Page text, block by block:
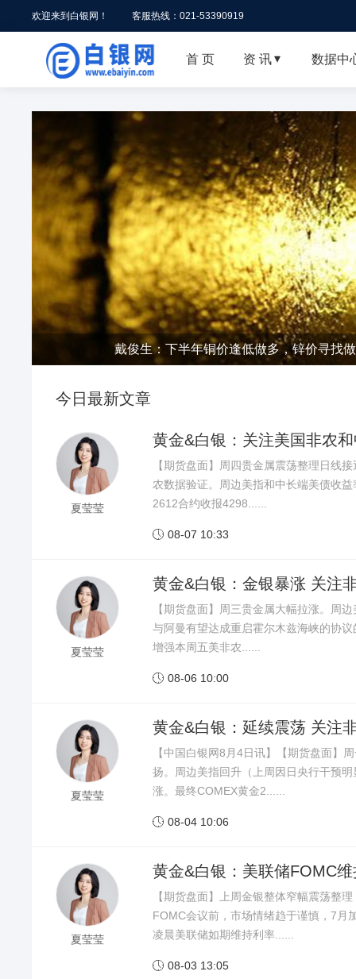
欢迎来到白银网！ 客服热线：021-53390919
首 页 资 讯  数据中
戴俊生：下半年铜价逢低做多，锌价寻找
今日最新文章
夏莹莹
黄金&白银：关注美国非农
【期货盘面】周四贵金属震荡整理日线
农数据验证。周边美指和中长端美债收
2612合约收报4298......
 08-07 10:33
夏莹莹
黄金&白银：金银暴涨 关注
【期货盘面】周三贵金属大幅拉涨。周
与阿曼有望达成重启霍尔木兹海峡的协
增强本周五美非农......
 08-06 10:00
夏莹莹
黄金&白银：延续震荡 关注
【中国白银网8月4日讯】【期货盘面】
扬。周边美指回升（上周因日央行干预
涨。最终COMEX黄金2......
 08-04 10:06
夏莹莹
黄金&白银：美联储FOMC
【期货盘面】上周金银整体窄幅震荡整
FOMC会议前，市场情绪趋于谨慎，7月
凌晨美联储如期维持利率......
 08-03 13:05